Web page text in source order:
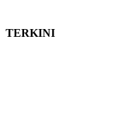
TERKINI